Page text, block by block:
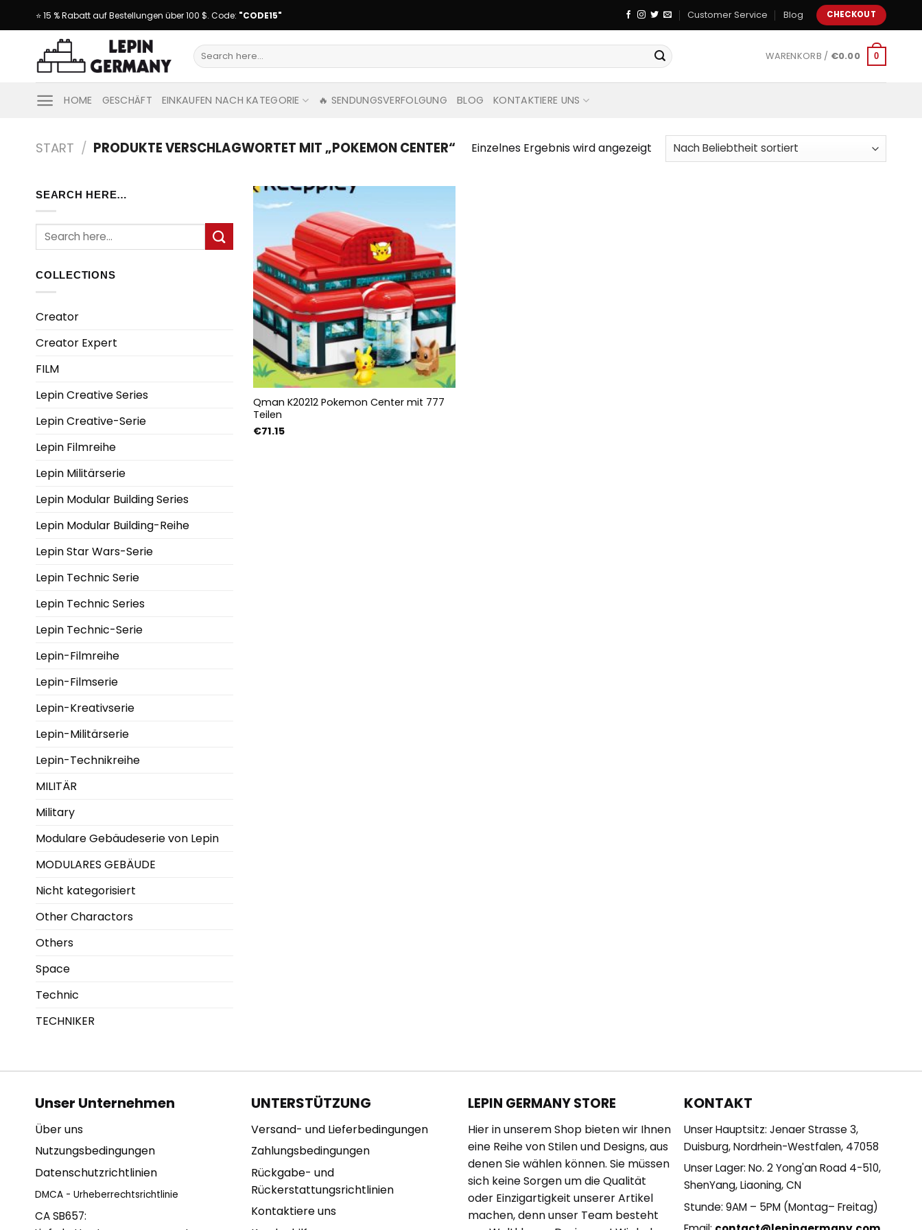
⭐ 15 % Rabatt auf Bestellungen über 100 $. Code: "CODE15" Customer Service Blog CHECKOUT
Suche
nach:
WARENKORB / €0.00 0
HOME GESCHÄFT EINKAUFEN NACH KATEGORIE 🔥 SENDUNGSVERFOLGUNG BLOG KONTAKTIERE UNS
START / PRODUKTE VERSCHLAGWORTET MIT „POKEMON CENTER“ Einzelnes Ergebnis wird angezeigt
SEARCH HERE…
Suche
nach:
COLLECTIONS
Creator
Creator Expert
FILM
Lepin Creative Series
Lepin Creative-Serie
Lepin Filmreihe
Lepin Militärserie
Lepin Modular Building Series
Lepin Modular Building-Reihe
Lepin Star Wars-Serie
Lepin Technic Serie
Lepin Technic Series
Lepin Technic-Serie
Lepin-Filmreihe
Lepin-Filmserie
Lepin-Kreativserie
Lepin-Militärserie
Lepin-Technikreihe
MILITÄR
Military
Modulare Gebäudeserie von Lepin
MODULARES GEBÄUDE
Nicht kategorisiert
Other Charactors
Others
Space
Technic
TECHNIKER
Qman K20212 Pokemon Center mit 777
Teilen
€71.15
Unser Unternehmen
Über uns
Nutzungsbedingungen
Datenschutzrichtlinien
DMCA - Urheberrechtsrichtlinie
CA SB657:
UNTERSTÜTZUNG
Versand- und Lieferbedingungen
Zahlungsbedingungen
Rückgabe- und
Rückerstattungsrichtlinien
Kontaktiere uns
LEPIN GERMANY STORE
Hier in unserem Shop bieten wir Ihnen
eine Reihe von Stilen und Designs, aus
denen Sie wählen können. Sie müssen
sich keine Sorgen um die Qualität
oder Einzigartigkeit unserer Artikel
machen, denn unser Team besteht
KONTAKT
Unser Hauptsitz: Jenaer Strasse 3,
Duisburg, Nordrhein-Westfalen, 47058
Unser Lager: No. 2 Yong'an Road 4-510,
ShenYang, Liaoning, CN
Stunde: 9AM – 5PM (Montag– Freitag)